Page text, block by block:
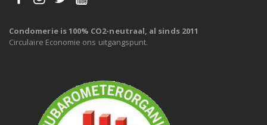
Condomerie is 100% CO2-neutraal, al sinds 2011
Circulaire Economie ons uitgangspunt.